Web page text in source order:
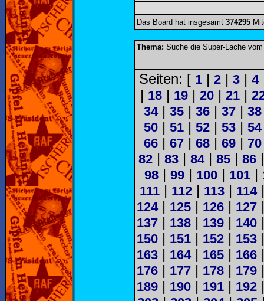
Das Board hat insgesamt 374295
Thema: Suche die Super-Lache
Seiten: [ 1| 2| 3| 4
| 18| 19| 20| 21|
34| 35 | 36 | 37 | 38
50 | 51 | 52 | 53 | 54
66 | 67 | 68 | 69 | 70
82 | 83 | 84| 85 | 86
98| 99| 100| 101|
111 | 112 | 113 | 114
124| 125 | 126 | 127
137 | 138 | 139 | 140
150 | 151 | 152 | 153
163 | 164| 165 | 166
176 | 177 | 178 | 179
189 | 190 | 191 | 192